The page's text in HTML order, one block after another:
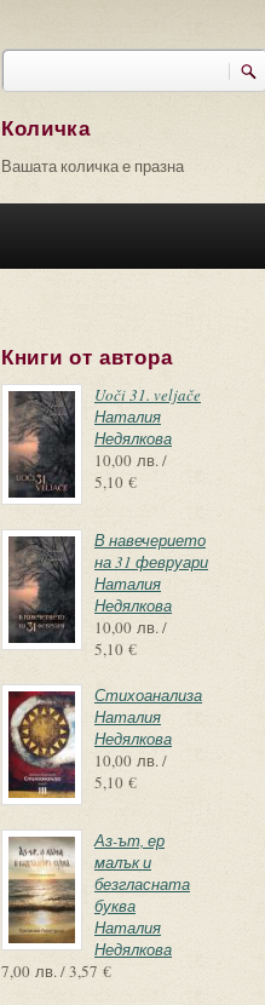
Търси
Количка
Вашата количка е празна
Книги от автора
Uoči 31. veljače
Наталия
Недялкова
10,00 лв. /
5,10 €
В навечерието
на 31 февруари
Наталия
Недялкова
10,00 лв. /
5,10 €
Стихоанализа
Наталия
Недялкова
10,00 лв. /
5,10 €
Аз-ът, ер
малък и
безгласната
буква
Наталия
Недялкова
7,00 лв. / 3,57 €